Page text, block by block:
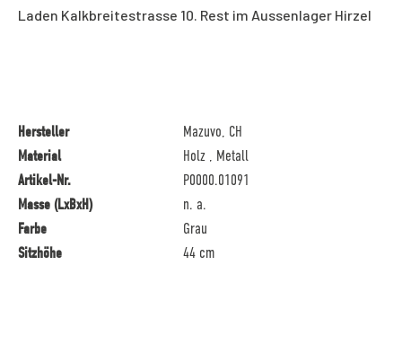
Laden Kalkbreitestrasse 10. Rest im Aussenlager Hirzel
Hersteller
Mazuvo, CH
Material
Holz , Metall
Artikel-Nr.
P0000.01091
Masse (LxBxH)
n. a.
Farbe
Grau
Sitzhöhe
44 cm